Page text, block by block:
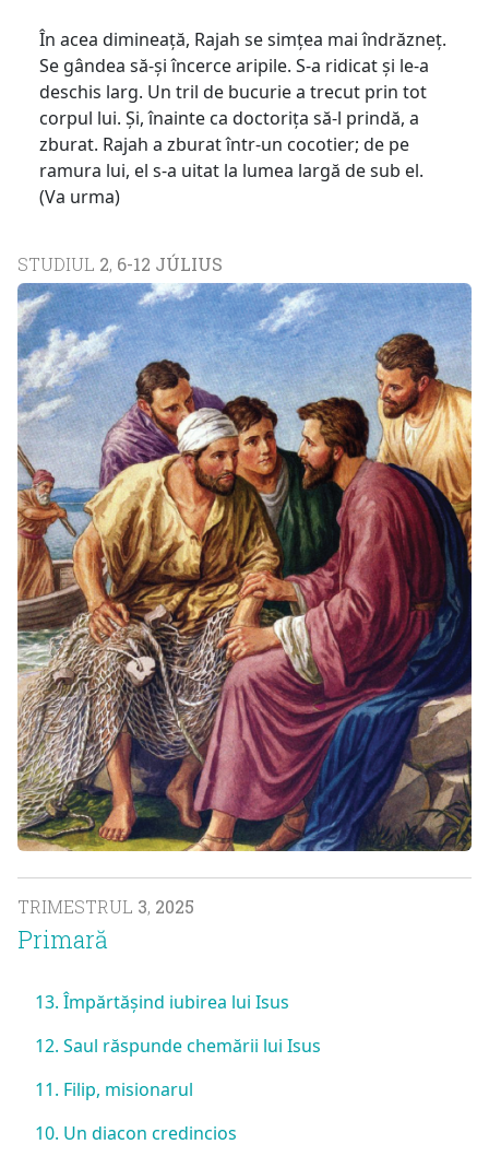
În acea dimineață, Rajah se simțea mai îndrăzneț.
Se gândea să-și încerce aripile. S-a ridicat și le-a
deschis larg. Un tril de bucurie a trecut prin tot
corpul lui. Și, înainte ca doctorița să-l prindă, a
zburat. Rajah a zburat într-un cocotier; de pe
ramura lui, el s-a uitat la lumea largă de sub el.
(Va urma)
STUDIUL 2, 6-12 JÚLIUS
TRIMESTRUL 3, 2025
Primară
13. Împărtășind iubirea lui Isus
12. Saul răspunde chemării lui Isus
11. Filip, misionarul
10. Un diacon credincios